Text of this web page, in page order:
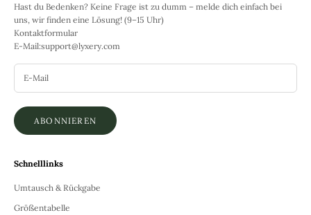
Hast du Bedenken? Keine Frage ist zu dumm – melde dich einfach bei
uns, wir finden eine Lösung! (9–15 Uhr)
Kontaktformular
E-Mail:support@lyxery.com
ABONNIEREN
Schnelllinks
Umtausch & Rückgabe
Größentabelle